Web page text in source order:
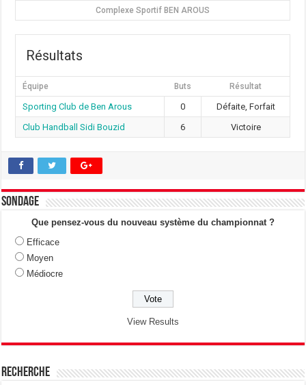
Complexe Sportif BEN AROUS
Résultats
Équipe Buts Résultat
Sporting Club de Ben Arous 0
Défaite, Forfait
Club Handball Sidi Bouzid
6 Victoire
Sondage
Que pensez-vous du nouveau système du championnat ?
Efficace
Moyen
Médiocre
View Results
Recherche